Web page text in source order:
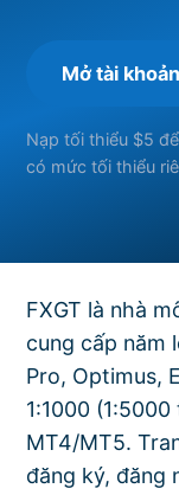
Mở tài
Nạp tối thiểu $5
có mức tối thiểu
FXGT là nhà
cung cấp năm
Pro, Optimus,
1:1000
MT4/MT5.
đăng ký, đăng